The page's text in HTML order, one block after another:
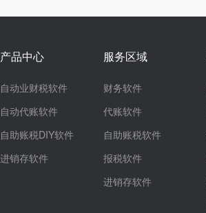
产品中心
自动业财税软件
自动代账软件
自助账税DIY软件
进销存软件
服务区域
财务软件
代账软件
自助账税软件
报税软件
进销存软件